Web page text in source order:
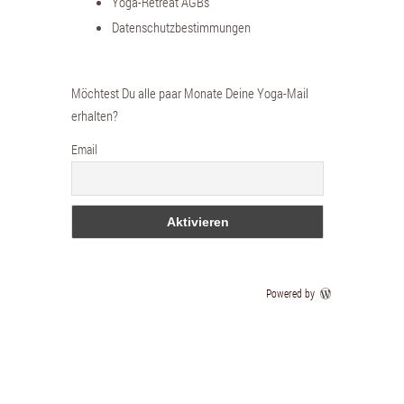
Datenschutzbestimmungen
Möchtest Du alle paar Monate Deine Yoga-Mail
erhalten?
Email
Powered by